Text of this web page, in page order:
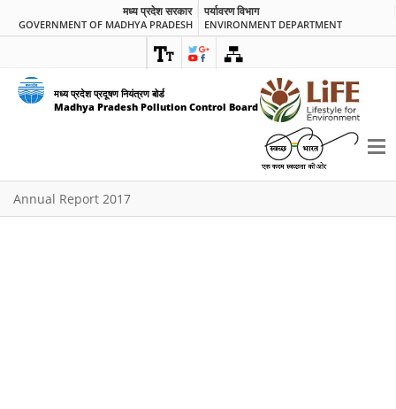
मध्य प्रदेश सरकार
GOVERNMENT OF MADHYA PRADESH
पर्यावरण विभाग
ENVIRONMENT DEPARTMENT
मध्य प्रदेश प्रदूषण नियंत्रण बोर्ड
Madhya Pradesh Pollution Control Board
Annual Report 2017